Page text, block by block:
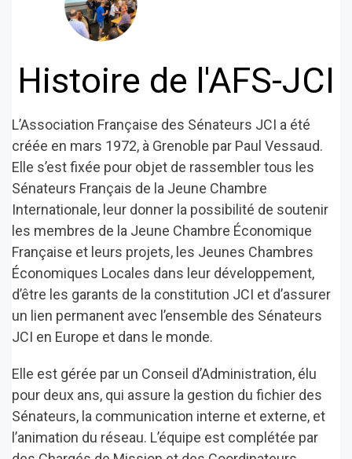
Histoire de l'AFS-JCI
L’Association Française des Sénateurs JCI a été
créée en mars 1972, à Grenoble par Paul Vessaud.
Elle s’est fixée pour objet de rassembler tous les
Sénateurs Français de la Jeune Chambre
Internationale, leur donner la possibilité de soutenir
les membres de la Jeune Chambre Économique
Française et leurs projets, les Jeunes Chambres
Économiques Locales dans leur développement,
d’être les garants de la constitution JCI et d’assurer
un lien permanent avec l’ensemble des Sénateurs
JCI en Europe et dans le monde.
Elle est gérée par un Conseil d’Administration, élu
pour deux ans, qui assure la gestion du fichier des
Sénateurs, la communication interne et externe, et
l’animation du réseau. L’équipe est complétée par